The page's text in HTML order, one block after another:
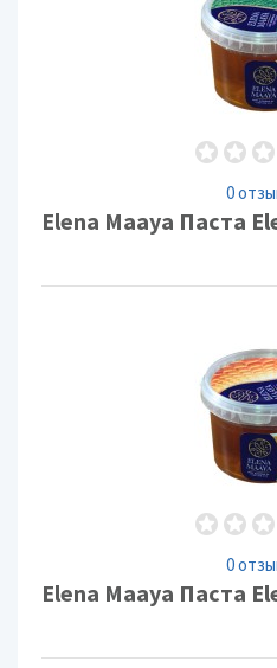
0
Elena Maaya Паста
0
Elena Maaya Паста